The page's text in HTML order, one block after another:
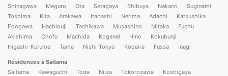
Shinagawa
Meguro Ota Setagaya Shibuya Nakano
Suginami
Toshima
Kita Arakawa Itabashi Nerima Adachi
Katsushika
Edogawa
Hachiouji Tachikawa Musashino Mitaka
Fuchu
Akishima
Chofu Machida Koganei Hino
Kokubunji
Higashi-Kurume
Tama Nishi-Tokyo Kodaira Fussa Inagi
Résidences à Saitama
Saitama
Kawaguchi Toda Niiza Tokorozawa
Koshigaya